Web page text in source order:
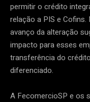
permitir o crédito
relação a PIS e
avanço da alteração
impacto para esses
transferência do
diferenciado.
A FecomercioSP e os